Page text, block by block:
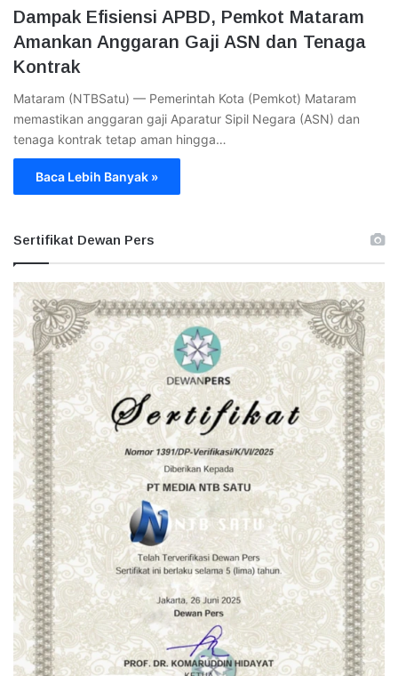
Dampak Efisiensi APBD, Pemkot Mataram
Amankan Anggaran Gaji ASN dan Tenaga
Kontrak
Mataram (NTBSatu) — Pemerintah Kota (Pemkot) Mataram
memastikan anggaran gaji Aparatur Sipil Negara (ASN) dan
tenaga kontrak tetap aman hingga…
Baca Lebih Banyak »
Sertifikat Dewan Pers